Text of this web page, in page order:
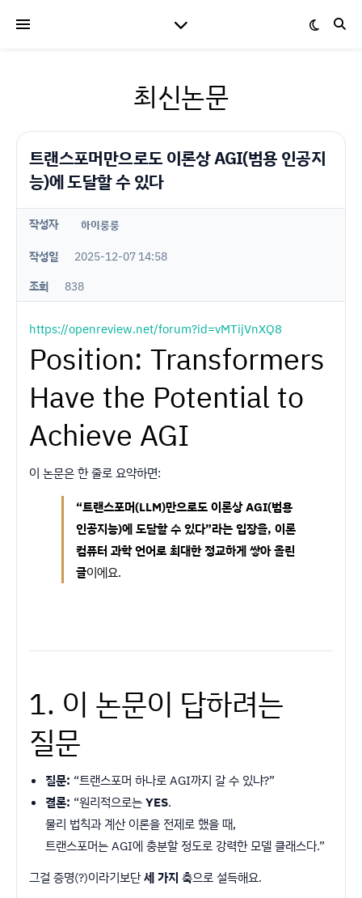
최신논문
트랜스포머만으로도 이론상 AGI(범용 인공지
능)에 도달할 수 있다
작성자 하이룽룽
작성일
2025-12-07 14:58
조회
838
https://openreview.net/forum?id=vMTijVnXQ8
Position: Transformers
Have the Potential to
Achieve AGI
이 논문은 한 줄로 요약하면:
“트랜스포머(LLM)만으로도 이론상 AGI(범용
인공지능)에 도달할 수 있다”라는 입장을, 이론
컴퓨터 과학 언어로 최대한 정교하게 쌓아 올린
글이에요.
1. 이 논문이 답하려는
질문
질문: “트랜스포머 하나로 AGI까지 갈 수 있냐?”
결론: “원리적으로는YES.
물리 법칙과 계산 이론을 전제로 했을 때,
트랜스포머는 AGI에 충분할 정도로 강력한 모델 클래스다.”
그걸 증명(?)이라기보단세 가지 축으로 설득해요.